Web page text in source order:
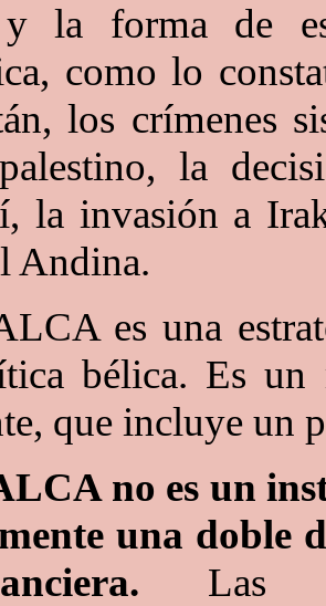
la forma de
como lo
los crímenes
la
la invasión a
Andina.
es una
bélica. Es
que incluye un
no es un
una doble
Las